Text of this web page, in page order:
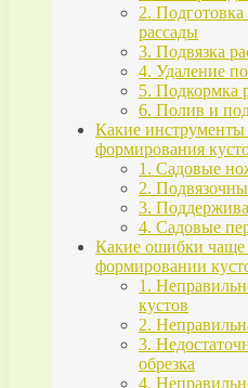
2.
рассады
3. Подвязка
4. Удаление
5. Подкормка
6. Полив и
Какие
формирования
1. Садовые
2.
3.
4. Садовые
Какие ошибки чаще
формировании
1.
кустов
2.
3.
обрезка
4.